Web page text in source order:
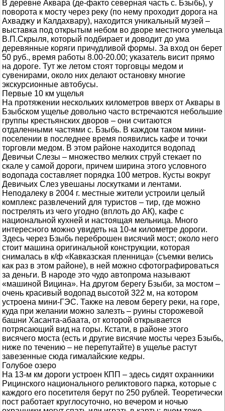
В деревне Аквара (де-факто северная часть с. Бзыбь), у
поворота к мосту через реку (по нему проходит дорога на
Ахваджу и Калдахвару), находится уникальный музей –
выставка под открытым небом во дворе местного умельца
В.П.Скрыля, который подбирает и доводит до ума
деревянные коряги причудливой формы. За вход он берет
50 руб., время работы 8.00-20.00; указатель висит прямо
на дороге. Тут же летом стоят торговцы медом и
сувенирами, около них делают остановку многие
экскурсионные автобусы.
Первые 10 км ущелья
На протяжении нескольких километров вверх от Аквары в
Бзыбском ущелье довольно часто встречаются небольшие
группы крестьянских дворов – они считаются
отдаленными частями с. Бзыбь. В каждом таком мини-
поселении в последнее время появились кафе и точки
торговли медом. В этом районе находится водопад
Девичьи Слезы – множество мелких струй стекает по
скале у самой дороги, причем ширина этого условного
водопада составляет порядка 100 метров. Кусты вокруг
Девичьих Слез увешаны лоскутками и лентами.
Неподалеку в 2004 г. местные жители устроили целый
комплекс развлечений для туристов – тир, где можно
пострелять из чего угодно (вплоть до АК), кафе с
национальной кухней и настоящая мельница. Много
интересного можно увидеть на 10-м километре дороги.
Здесь через Бзыбь переброшен висячий мост; около него
стоит машина оригинальной конструкции, которая
снималась в к/ф «Кавказская пленница» (съемки велись
как раз в этом районе), в ней можно сфотографироваться
за деньги. В народе это чудо автопрома называют
«машиной Вицина». На другом берегу Бзыби, за мостом –
очень красивый водопад высотой 322 м, на котором
устроена мини-ГЭС. Также на левом берегу реки, на горе,
куда при желании можно залезть – руины сторожевой
башни Хасанта-абаата, от которой открывается
потрясающий вид на горы. Кстати, в районе этого
висячего моста (есть и другие висячие мосты через Бзыбь,
ниже по течению – не перепутайте) в ущелье растут
завезенные сюда гималайские кедры.
Голубое озеро
На 13-м км дороги устроен КПП – здесь сидят охранники
Рицинского национального реликтового парка, которые с
каждого его посетителя берут по 250 рублей. Теоретически
пост работает круглосуточно, но вечером и ночью